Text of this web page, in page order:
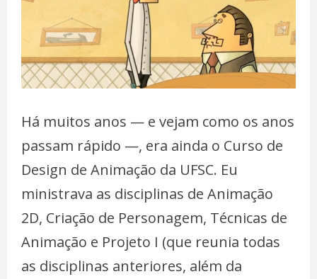
Há muitos anos — e vejam como os anos
passam rápido —, era ainda o Curso de
Design de Animação da UFSC. Eu
ministrava as disciplinas de Animação
2D, Criação de Personagem, Técnicas de
Animação e Projeto I (que reunia todas
as disciplinas anteriores, além da